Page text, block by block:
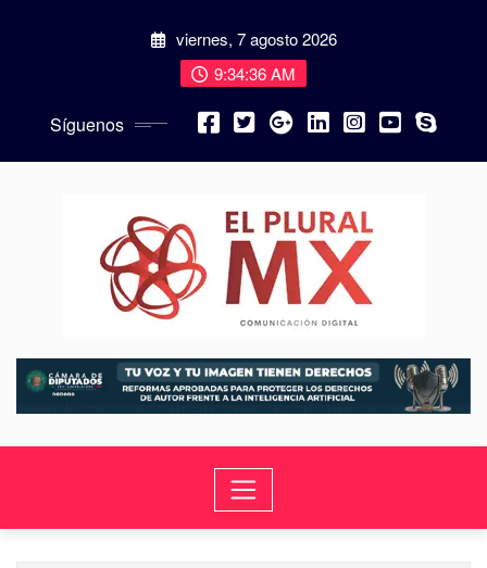
viernes, 7 agosto 2026
9:34:37 AM
Síguenos